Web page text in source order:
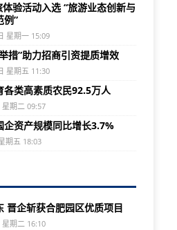
体验活动入选 “旅游业态创新与
例”
星期一 15:09
措”助力招商引资提质增效
星期五 11:30
各类高素质农民92.5万人
期二 09:57
企资产规模同比增长3.7%
期五 18:03
晋企斩获合肥园区优质项目
期二 16:10